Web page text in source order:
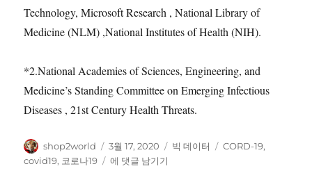
Technology, Microsoft Research , National Library of
Medicine (NLM) ,National Institutes of Health (NIH).
*2.National Academies of Sciences, Engineering, and
Medicine’s Standing Committee on Emerging Infectious
Diseases , 21st Century Health Threats.
글
쓴
shop2world
작
성
3월 17, 2020
카
빅 데이터
태
CORD-19,
covid19, 코로나19
누
에 댓글 남기기